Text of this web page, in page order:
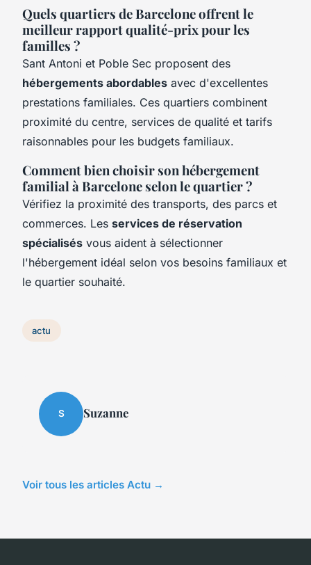
Quels quartiers de Barcelone offrent le
meilleur rapport qualité-prix pour les
familles ?
Sant Antoni et Poble Sec proposent des
hébergements abordables avec d'excellentes
prestations familiales. Ces quartiers combinent
proximité du centre, services de qualité et tarifs
raisonnables pour les budgets familiaux.
Comment bien choisir son hébergement
familial à Barcelone selon le quartier ?
Vérifiez la proximité des transports, des parcs et
commerces. Les services de réservation
spécialisés vous aident à sélectionner
l'hébergement idéal selon vos besoins familiaux et
le quartier souhaité.
actu
S Suzanne
Voir tous les articles Actu →